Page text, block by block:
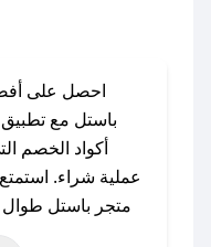
احصل على
باستل مع
أكواد الخصم
عملية شراء.
متجر باستل طوال
عيد الفطر،